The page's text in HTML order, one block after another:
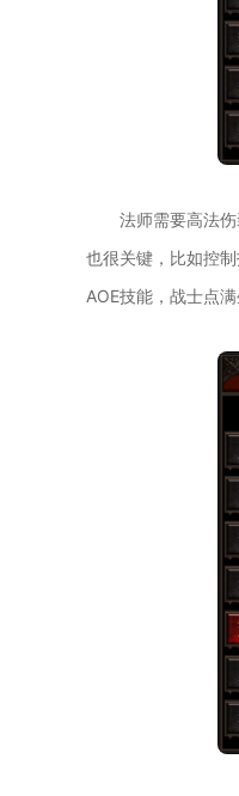
法师需要高法
也很关键，比如控
AOE技能，战士点